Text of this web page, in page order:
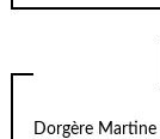
Dorgère Martine